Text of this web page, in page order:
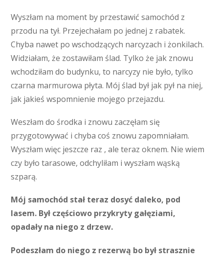
Wyszłam na moment by przestawić samochód z
przodu na tył. Przejechałam po jednej z rabatek.
Chyba nawet po wschodzących narcyzach i żonkilach.
Widziałam, że zostawiłam ślad. Tylko że jak znowu
wchodziłam do budynku, to narcyzy nie było, tylko
czarna marmurowa płyta. Mój ślad był jak pył na niej,
jak jakieś wspomnienie mojego przejazdu.
Weszłam do środka i znowu zaczęłam się
przygotowywać i chyba coś znowu zapomniałam.
Wyszłam więc jeszcze raz , ale teraz oknem. Nie wiem
czy było tarasowe, odchyliłam i wyszłam wąską
szparą.
Mój samochód stał teraz dosyć daleko, pod
lasem. Był częściowo przykryty gałęziami,
opadały na niego z drzew.
Podeszłam do niego z rezerwą bo był strasznie